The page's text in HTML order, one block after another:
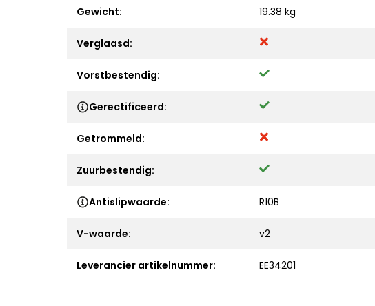
Gewicht: 19.38 kg
Verglaasd:
Vorstbestendig:
Gerectificeerd:
Getrommeld:
Zuurbestendig:
Antislipwaarde: R10B
V-waarde: v2
Leverancier artikelnummer: EE34201